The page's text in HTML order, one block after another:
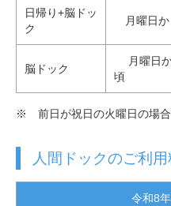
日帰り+脳ドッ
ク
月曜日か
脳ドック
月曜日か
頃
※ 前日が祝日の火曜日の場
人間ドックのご利
令和8